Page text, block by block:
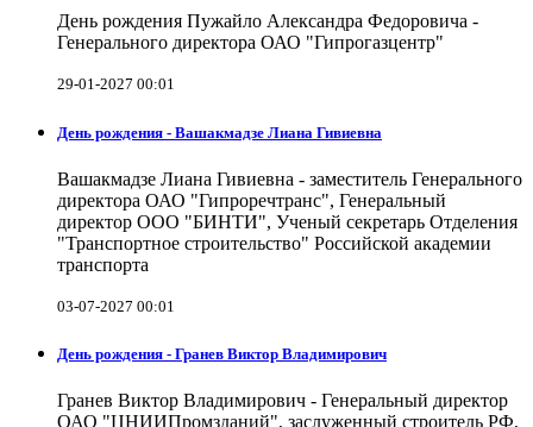
День рождения Пужайло Александра Федоровича -
Генерального директора ОАО "Гипрогазцентр"
29-01-2027 00:01
День рождения - Вашакмадзе Лиана Гивиевна
Вашакмадзе Лиана Гивиевна - заместитель Генерального
директора ОАО "Гипроречтранс", Генеральный
директор ООО "БИНТИ", Ученый секретарь Отделения
"Транспортное строительство" Российской академии
транспорта
03-07-2027 00:01
День рождения - Гранев Виктор Владимирович
Гранев Виктор Владимирович - Генеральный директор
ОАО "ЦНИИПромзданий", заслуженный строитель РФ,